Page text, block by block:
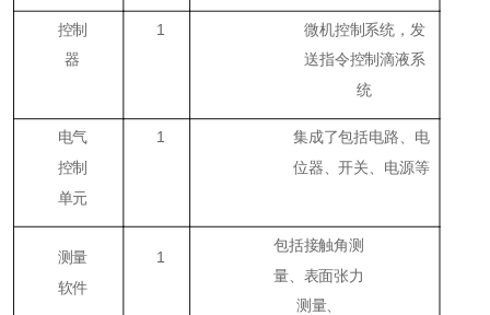
控制
器
1
微机控制系统，发
送指令控制滴液系
统
电气
控制
单元
1 集成了包括电路、电
位器、开关、电源等
测量
软件
1
包括接触角测
量、表面张力
测量、